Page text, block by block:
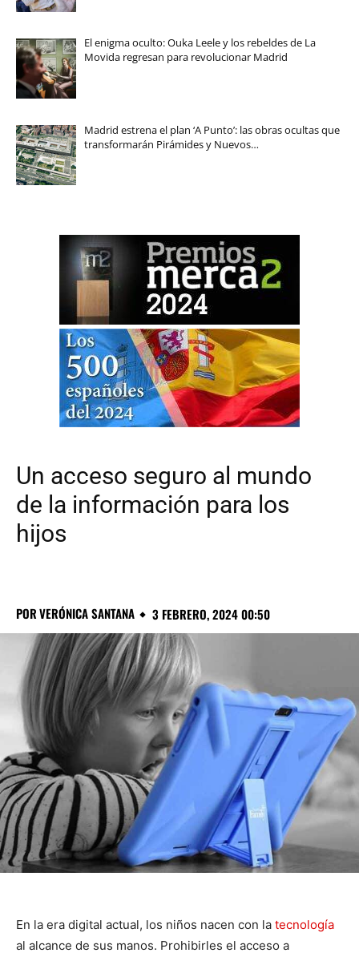
El enigma oculto: Ouka Leele y los rebeldes de La
Movida regresan para revolucionar Madrid
Madrid estrena el plan ‘A Punto’: las obras ocultas que
transformarán Pirámides y Nuevos…
Un acceso seguro al mundo
de la información para los
hijos
PORVERÓNICA SANTANA 3 FEBRERO, 2024 00:50
En la era digital actual, los niños nacen con la tecnología
al alcance de sus manos. Prohibirles el acceso a